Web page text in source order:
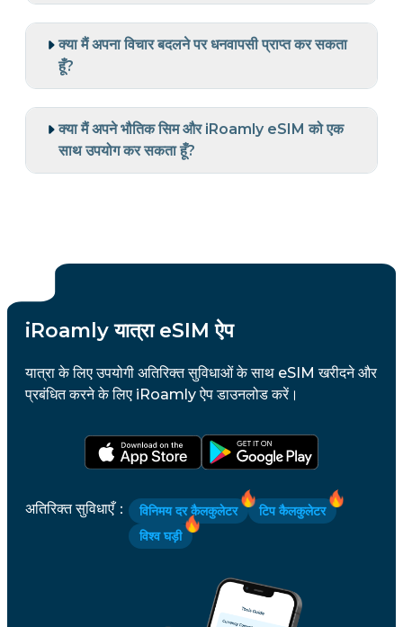
क्या मैं अपना विचार बदलने पर धनवापसी प्राप्त कर सकता
हूँ?
क्या मैं अपने भौतिक सिम और iRoamly eSIM को एक
साथ उपयोग कर सकता हूँ?
iRoamly यात्रा eSIM ऐप
यात्रा के लिए उपयोगी अतिरिक्त सुविधाओं के साथ eSIM खरीदने और
प्रबंधित करने के लिए iRoamly ऐप डाउनलोड करें।
अतिरिक्त सुविधाएँ： विनिमय दर कैलकुलेटर
टिप कैलकुलेटर
विश्व घड़ी